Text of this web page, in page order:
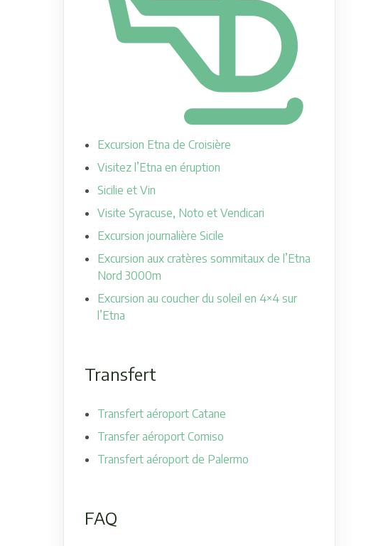
Excursion Etna de Croisière
Visitez l’Etna en éruption
Sicilie et Vin
Visite Syracuse, Noto et Vendicari
Excursion journalière Sicile
Excursion aux cratères sommitaux de l’Etna
Nord 3000m
Excursion au coucher du soleil en 4×4 sur
l’Etna
Transfert
Transfert aéroport Catane
Transfer aéroport Comiso
Transfert aéroport de Palermo
FAQ